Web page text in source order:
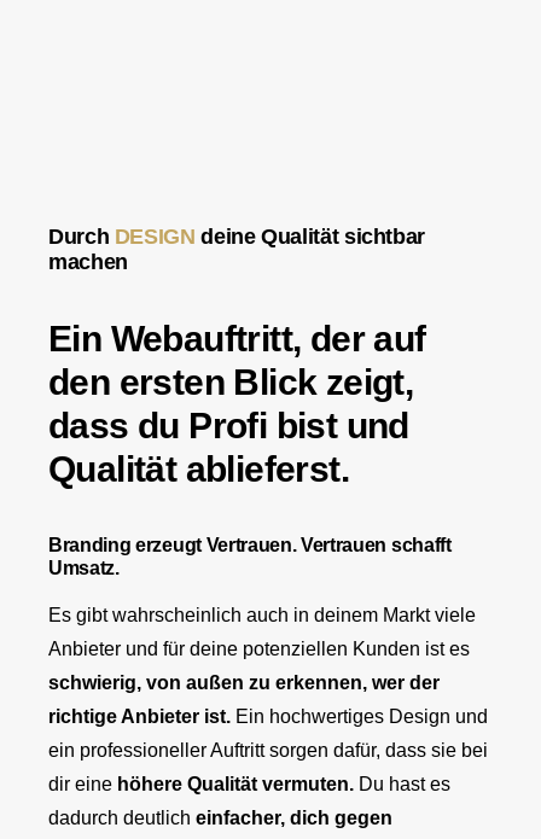
Durch DESIGNdeine Qualität sichtbar
machen
Ein Webauftritt, der auf
den ersten Blick zeigt,
dass du Profi bist und
Qualität ablieferst.
Branding erzeugt Vertrauen. Vertrauen schafft
Umsatz.
Es gibt wahrscheinlich auch in deinem Markt viele
Anbieter und für deine potenziellen Kunden ist es
schwierig, von außen zu erkennen, wer der
richtige Anbieter ist. Ein hochwertiges Design und
ein professioneller Auftritt sorgen dafür, dass sie bei
dir eine höhere Qualität vermuten. Du hast es
dadurch deutlich einfacher, dich gegen